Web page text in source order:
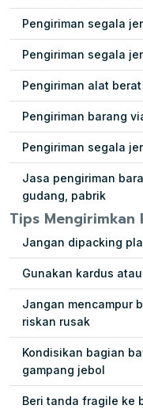
Pengiriman segala
Pengiriman segala
Pengiriman alat berat
Pengiriman barang
Pengiriman segala
Jasa pengiriman
gudang, pabrik
Tips Mengirimkan
Jangan dipacking
Gunakan kardus
Jangan mencampur
riskan rusak
Kondisikan bagian
gampang jebol
Beri tanda fragile ke